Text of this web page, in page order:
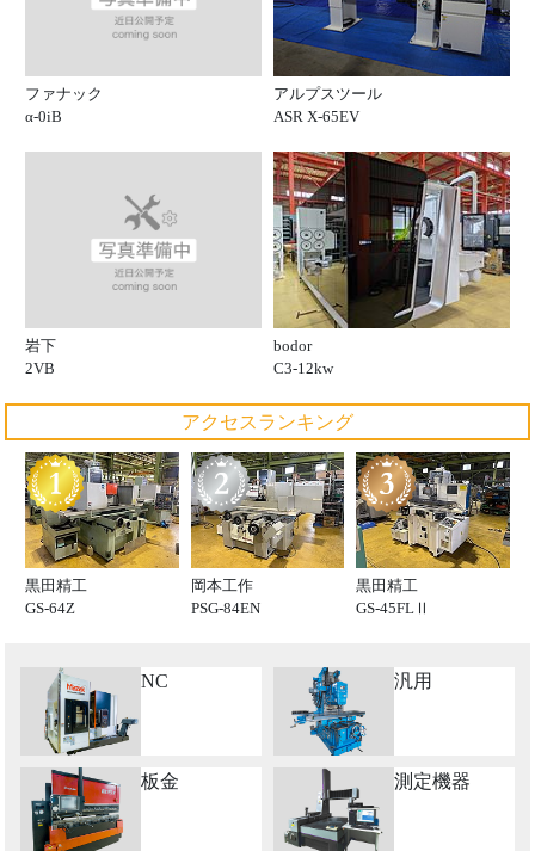
ファナック
α-0iB
アルプスツール
ASR X-65EV
岩下
2VB
bodor
C3-12kw
アクセスランキング
黒田精工
GS-64Z
岡本工作
PSG-84EN
黒田精工
GS-45FLⅡ
NC 汎用
板金 測定機器